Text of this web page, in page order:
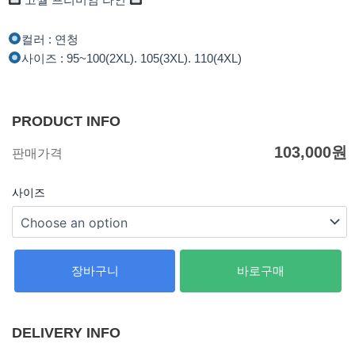
컬러 : 연청
사이즈 : 95~100(2XL). 105(3XL). 110(4XL)
PRODUCT INFO
판매가격 103,000원
사이즈
장바구니 바로구매
DELIVERY INFO